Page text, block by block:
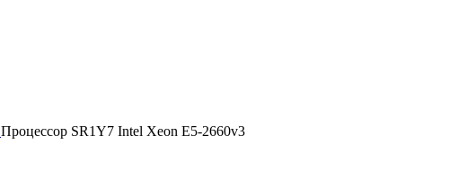
Процессор SR1Y7 Intel Xeon E5-2660v3